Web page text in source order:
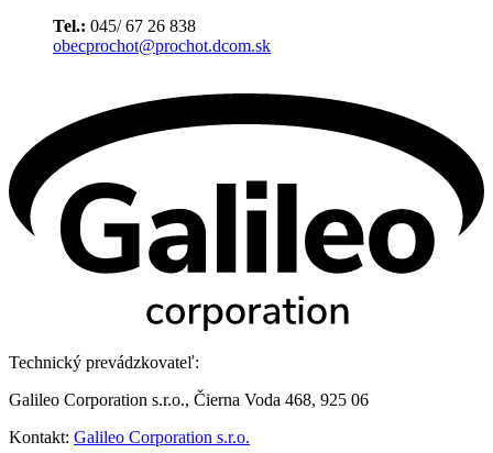
Tel.: 045/ 67 26 838
obecprochot@prochot.dcom.sk
Technický prevádzkovateľ:
Galileo Corporation s.r.o., Čierna Voda 468, 925 06
Kontakt: Galileo Corporation s.r.o.